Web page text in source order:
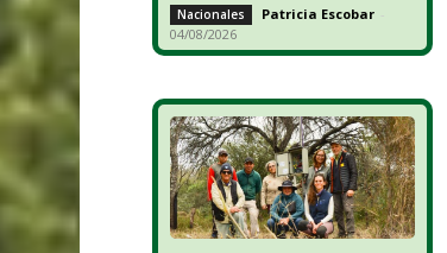
Nacionales Patricia Escobar -
04/08/2026